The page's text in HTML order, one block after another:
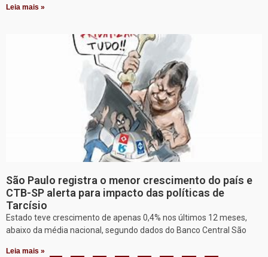
Leia mais »
São Paulo registra o menor crescimento do país e
CTB-SP alerta para impacto das políticas de
Tarcísio
Estado teve crescimento de apenas 0,4% nos últimos 12 meses,
abaixo da média nacional, segundo dados do Banco Central São
Leia mais »